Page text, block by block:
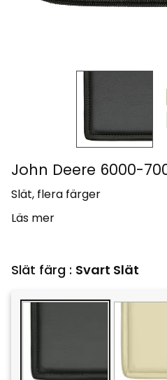
John Deere 6000-
Slät, flera färger
Läs mer
Slät färg : Svart Slät